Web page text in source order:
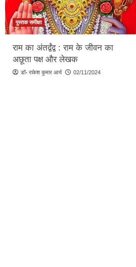
पुस्तक समीक्षा
राम का अंतर्द्वंद्व : राम के जीवन का
अछूता पक्ष और लेखक
डॉ॰ राकेश कुमार आर्य 02/11/2024